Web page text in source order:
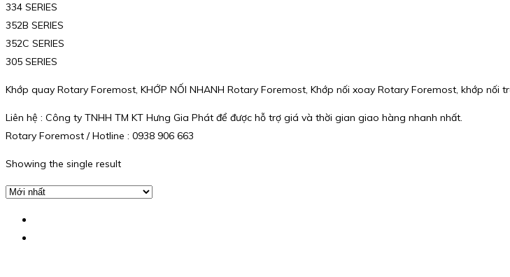
334 SERIES
352B SERIES
352C SERIES
305 SERIES
Khớp quay Rotary Foremost, KHỚP NỐI NHANH Rotary Foremost, Khớp nối xoay Rotary Foremost, khớp nối
Liên hệ : Công ty TNHH TM KT Hưng Gia Phát để được hỗ trợ giá và thời gian giao hàng nhanh nhất.
Rotary Foremost / Hotline : 0938 906 663
Showing the single result